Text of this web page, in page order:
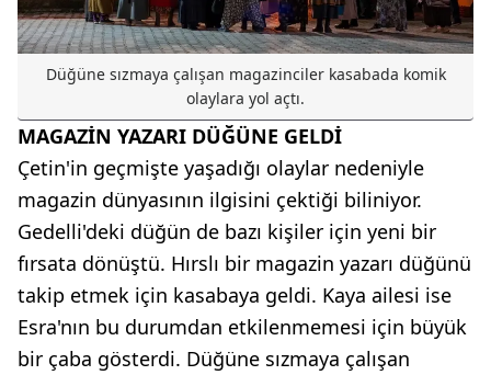
Düğüne sızmaya çalışan magazinciler kasabada komik
olaylara yol açtı.
MAGAZİN YAZARI DÜĞÜNE GELDİ
Çetin'in geçmişte yaşadığı olaylar nedeniyle
magazin dünyasının ilgisini çektiği biliniyor.
Gedelli'deki düğün de bazı kişiler için yeni bir
fırsata dönüştü. Hırslı bir magazin yazarı düğünü
takip etmek için kasabaya geldi. Kaya ailesi ise
Esra'nın bu durumdan etkilenmemesi için büyük
bir çaba gösterdi. Düğüne sızmaya çalışan